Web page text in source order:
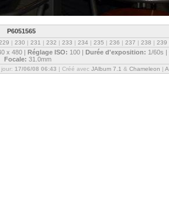
P6051565
| 230 | 231 | 232 | 233 | 234 | 235 | 236 | 237 | 238 | 239
x 480 | Réglage ISO: 100 | Durée d'exposition: 1/60s |
Focale: 31.0mm
17/06/08 06:43 | Créé avec JAlbum 7.1 & Chameleon |